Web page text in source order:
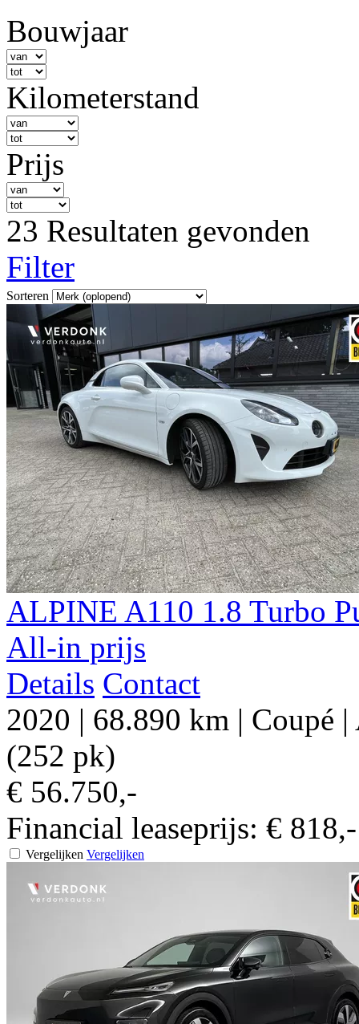
Bouwjaar
Kilometerstand
Prijs
23 Resultaten gevonden
Filter
Sorteren
ALPINE A110 1.8 Turbo
All-in prijs
Details Contact
2020 | 68.890 km | Coupé |
(252 pk)
€ 56.750,-
Financial leaseprijs: €
Vergelijken Vergelijken